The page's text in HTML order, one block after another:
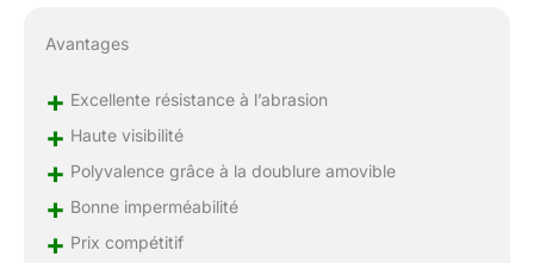
Avantages
+ Excellente résistance à l’abrasion
+ Haute visibilité
+ Polyvalence grâce à la doublure amovible
+ Bonne imperméabilité
+ Prix compétitif